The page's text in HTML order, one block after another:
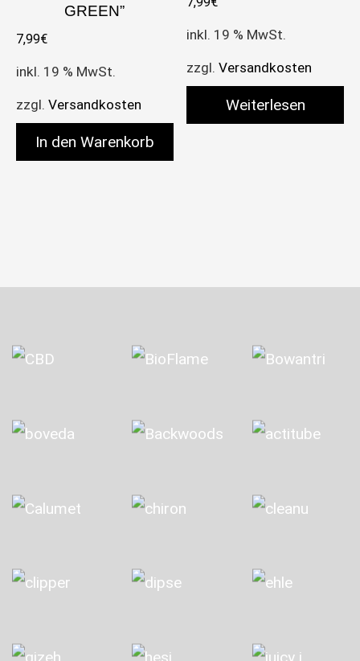
GREEN”
7,99€
inkl. 19 % MwSt.
zzgl. Versandkosten
In den Warenkorb
inkl. 19 % MwSt.
zzgl.Versandkosten
Weiterlesen